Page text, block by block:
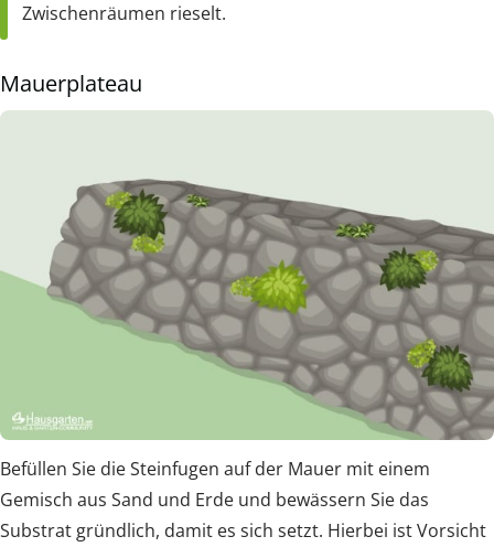
Zwischenräumen rieselt.
Mauerplateau
Befüllen Sie die Steinfugen auf der Mauer mit einem
Gemisch aus Sand und Erde und bewässern Sie das
Substrat gründlich, damit es sich setzt. Hierbei ist Vorsicht